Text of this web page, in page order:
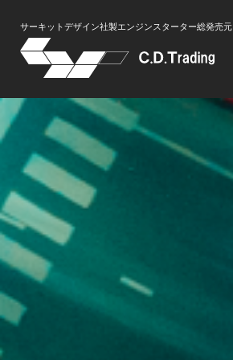
サーキットデザイン社製エンジンスターター総発売元